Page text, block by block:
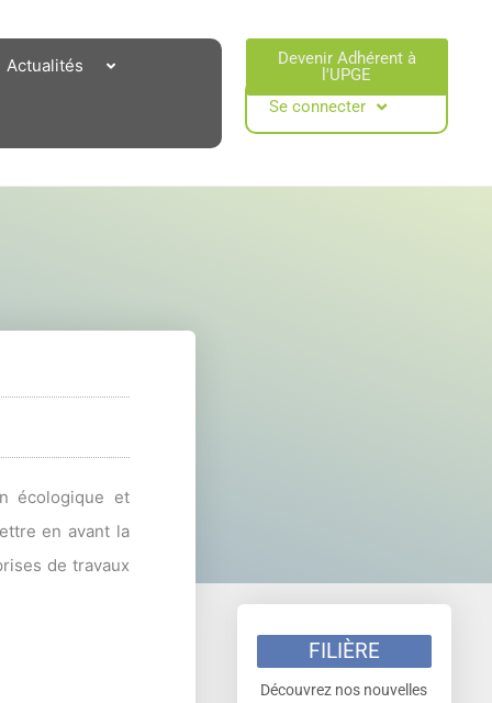
Actualités
Devenir Adhérent à
l'UPGE​
Se connecter
écologique et
en avant la
de travaux
FILIÈRE
Découvrez nos nouvelles